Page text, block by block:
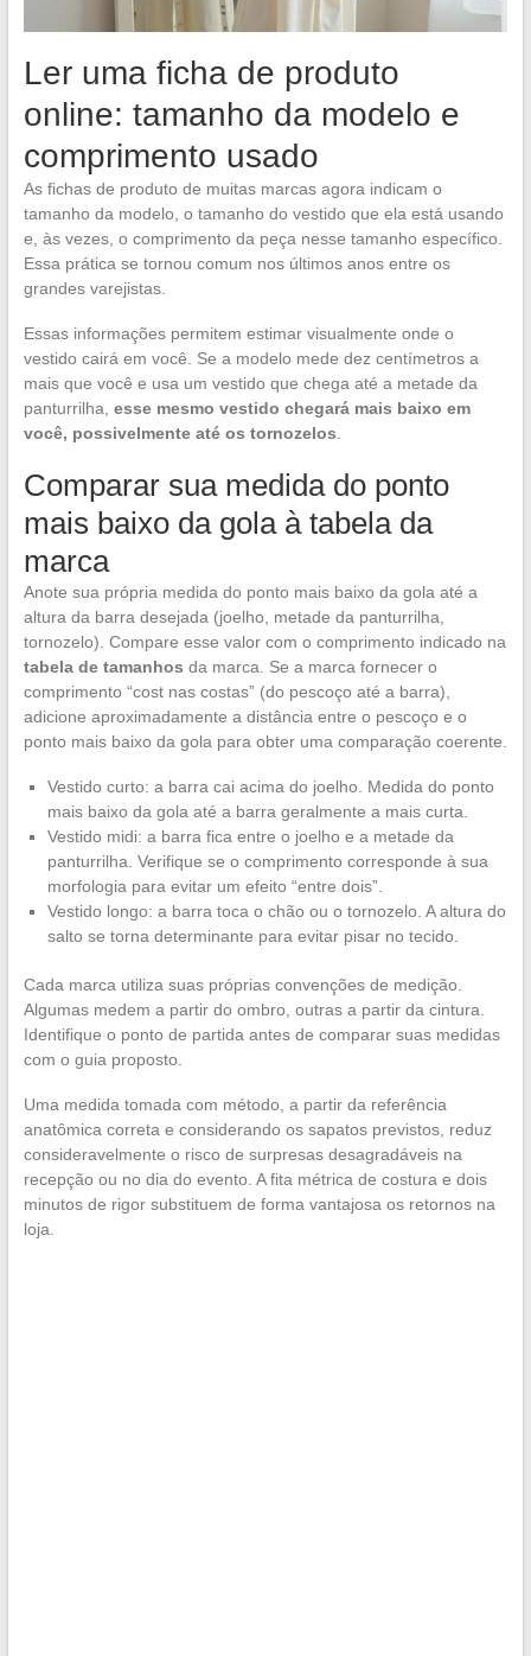
Ler uma ficha de produto
online: tamanho da modelo e
comprimento usado
As fichas de produto de muitas marcas agora indicam o
tamanho da modelo, o tamanho do vestido que ela está usando
e, às vezes, o comprimento da peça nesse tamanho específico.
Essa prática se tornou comum nos últimos anos entre os
grandes varejistas.
Essas informações permitem estimar visualmente onde o
vestido cairá em você. Se a modelo mede dez centímetros a
mais que você e usa um vestido que chega até a metade da
panturrilha, esse mesmo vestido chegará mais baixo em
você, possivelmente até os tornozelos.
Comparar sua medida do ponto
mais baixo da gola à tabela da
marca
Anote sua própria medida do ponto mais baixo da gola até a
altura da barra desejada (joelho, metade da panturrilha,
tornozelo). Compare esse valor com o comprimento indicado na
tabela de tamanhos da marca. Se a marca fornecer o
comprimento “cost nas costas” (do pescoço até a barra),
adicione aproximadamente a distância entre o pescoço e o
ponto mais baixo da gola para obter uma comparação coerente.
Vestido curto: a barra cai acima do joelho. Medida do ponto
mais baixo da gola até a barra geralmente a mais curta.
Vestido midi: a barra fica entre o joelho e a metade da
panturrilha. Verifique se o comprimento corresponde à sua
morfologia para evitar um efeito “entre dois”.
Vestido longo: a barra toca o chão ou o tornozelo. A altura do
salto se torna determinante para evitar pisar no tecido.
Cada marca utiliza suas próprias convenções de medição.
Algumas medem a partir do ombro, outras a partir da cintura.
Identifique o ponto de partida antes de comparar suas medidas
com o guia proposto.
Uma medida tomada com método, a partir da referência
anatômica correta e considerando os sapatos previstos, reduz
consideravelmente o risco de surpresas desagradáveis na
recepção ou no dia do evento. A fita métrica de costura e dois
minutos de rigor substituem de forma vantajosa os retornos na
loja.